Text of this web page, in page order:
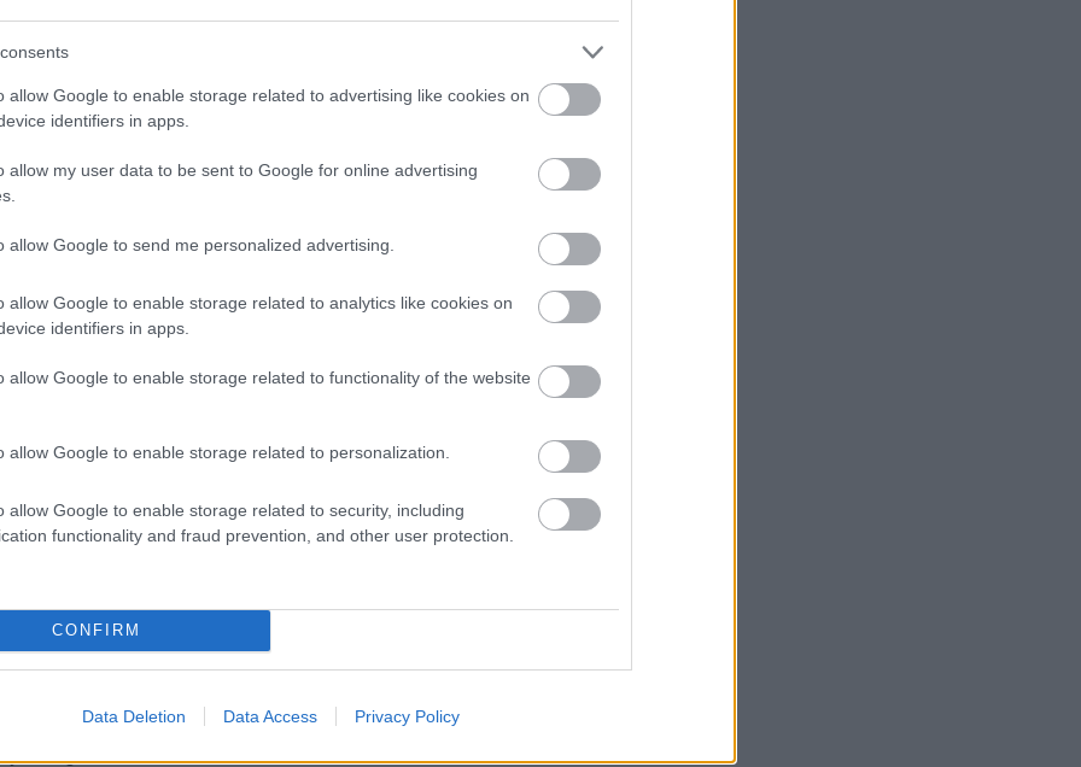
allow Google to enable storage related to advertising like cookies on
identifiers in apps.
allow my user data to be sent to Google for online advertising
allow Google to send me personalized advertising.
allow Google to enable storage related to analytics like cookies on
identifiers in apps.
allow Google to enable storage related to functionality of the website
allow Google to enable storage related to personalization.
allow Google to enable storage related to security, including
functionality and fraud prevention, and other user protection.
CONFIRM
Data Deletion Data Access Privacy Policy
bőr tökéletesítésén van, amit
rétegekkel lehet elérni.